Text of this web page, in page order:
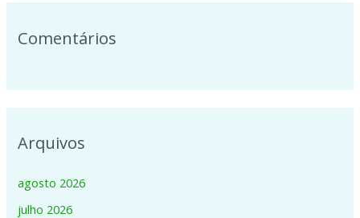
Comentários
Arquivos
agosto 2026
julho 2026